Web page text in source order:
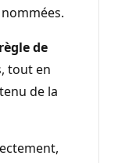
de
tout en
de la